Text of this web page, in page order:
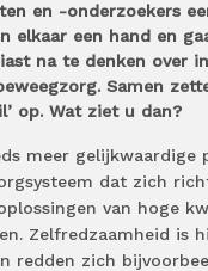
en -onderzoekers
elkaar een hand en
na te denken over
Samen
op. Wat ziet u dan?
meer gelijkwaardige
dat zich
van hoge
Zelfredzaamheid is
redden zich